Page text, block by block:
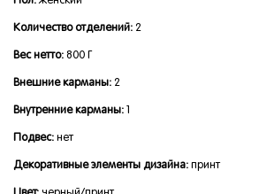
Количество отделений: 2
Вес нетто: 800 Г
Внешние карманы: 2
Внутренние карманы: 1
Подвес: нет
Декоративные элементы дизайна: принт